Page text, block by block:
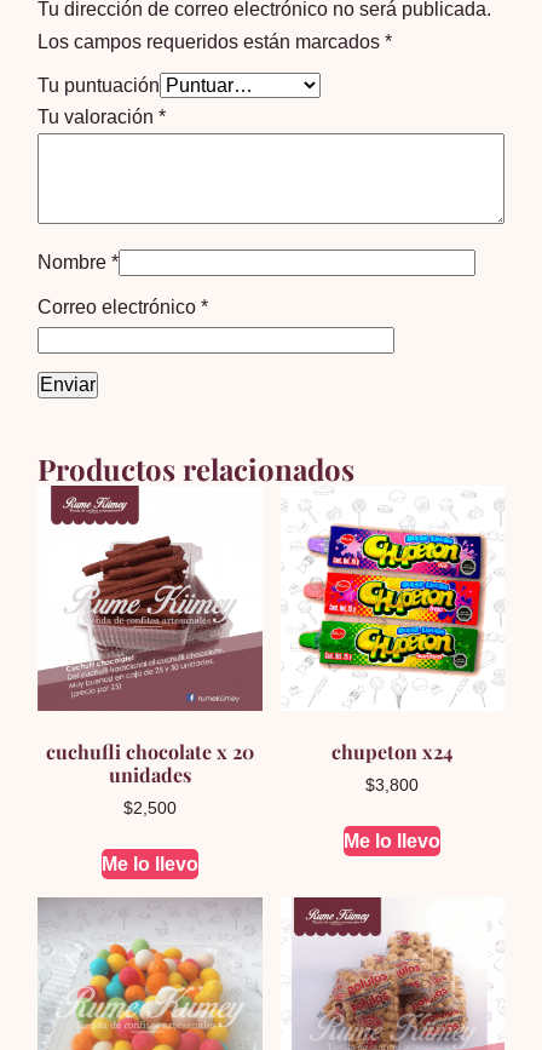
Tu dirección de correo electrónico no será publicada.
Los campos requeridos están marcados*
Tu puntuación
Tu valoración*
Nombre*
Correo electrónico*
Productos relacionados
cuchufli chocolate x 20
unidades
$2,500
Me lo llevo
chupeton x24
$3,800
Me lo llevo